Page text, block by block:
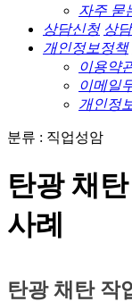
자주 묻
상담신청 상
개인정보정책
이용약
이메일
개인정
분류 : 직업성암
탄광 채
사례
탄광 채탄 작